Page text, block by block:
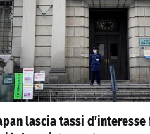
lascia tassi d’interesse